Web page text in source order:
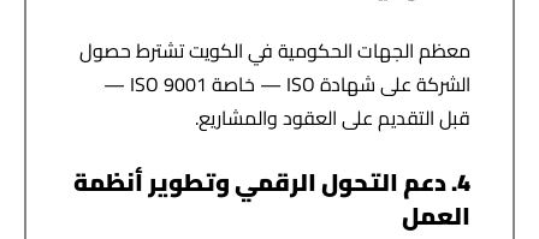
معظم الجهات الحكومية في الكويت تشترط حصول
الشركة على شهادة ISO — خاصة ISO 9001 —
قبل التقديم على العقود والمشاريع.
4. دعم التحول الرقمي وتطوير أنظمة
العمل